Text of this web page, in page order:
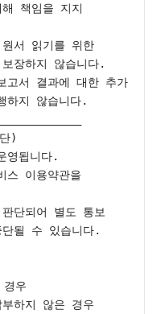
책임을 지지
서 읽기를 위한
장하지 않습니다.
고서 결과에 대한 추가
하지 않습니다.
)
영됩니다.
스 이용약관을
단되어 별도 통보
될 수 있습니다.
우
하지 않은 경우